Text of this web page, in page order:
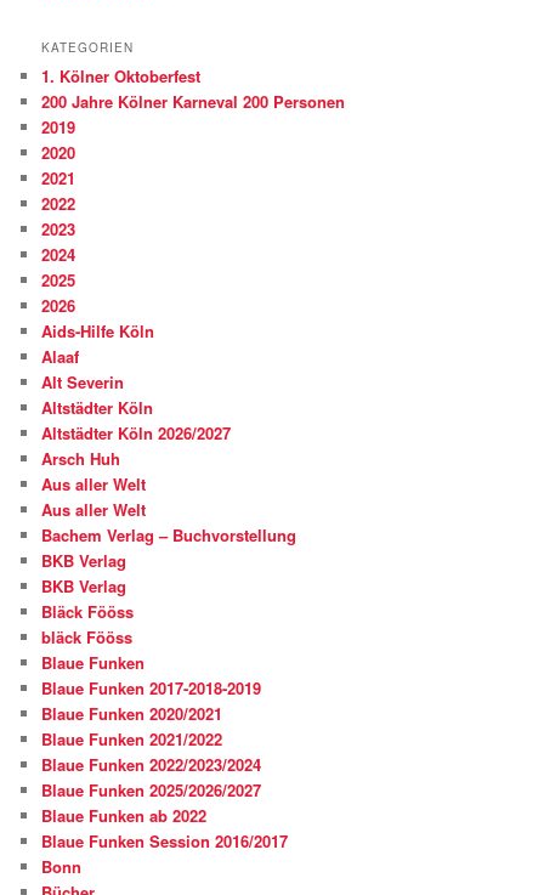
KATEGORIEN
1. Kölner Oktoberfest
200 Jahre Kölner Karneval 200 Personen
2019
2020
2021
2022
2023
2024
2025
2026
Aids-Hilfe Köln
Alaaf
Alt Severin
Altstädter Köln
Altstädter Köln 2026/2027
Arsch Huh
Aus aller Welt
Aus aller Welt
Bachem Verlag – Buchvorstellung
BKB Verlag
BKB Verlag
Bläck Fööss
bläck Fööss
Blaue Funken
Blaue Funken 2017-2018-2019
Blaue Funken 2020/2021
Blaue Funken 2021/2022
Blaue Funken 2022/2023/2024
Blaue Funken 2025/2026/2027
Blaue Funken ab 2022
Blaue Funken Session 2016/2017
Bonn